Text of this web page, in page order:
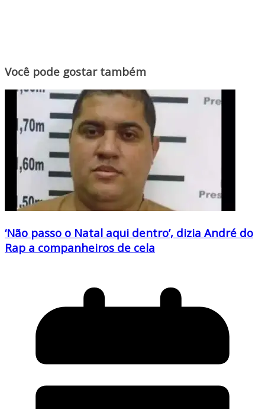
Você pode gostar também
‘Não passo o Natal aqui dentro’, dizia André do
Rap a companheiros de cela